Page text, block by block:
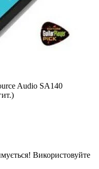
Audio SA140
Використовуйте